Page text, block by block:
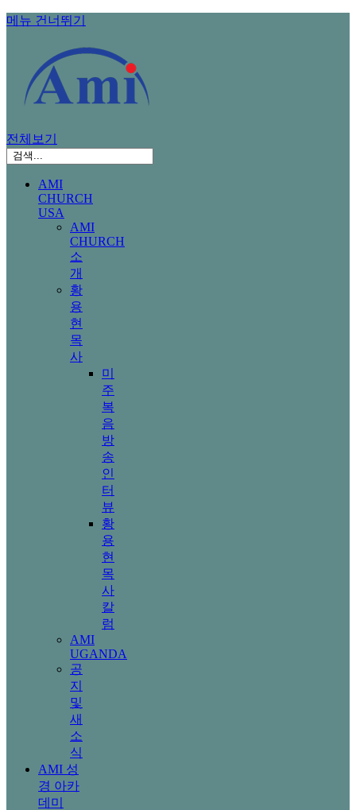
메뉴 건너뛰기
전체보기
AMI
CHURCH
USA
AMI
CHURCH
소
개
황
용
현
목
사
미
주
복
음
방
송
인
터
뷰
황
용
현
목
사
칼
럼
AMI
UGANDA
공
지
및
새
소
식
AMI 성
경 아카
데미